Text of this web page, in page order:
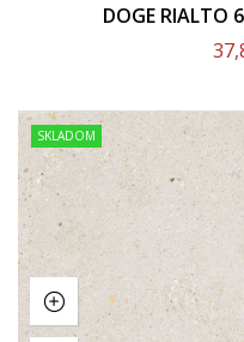
DOGE
SKLADOM